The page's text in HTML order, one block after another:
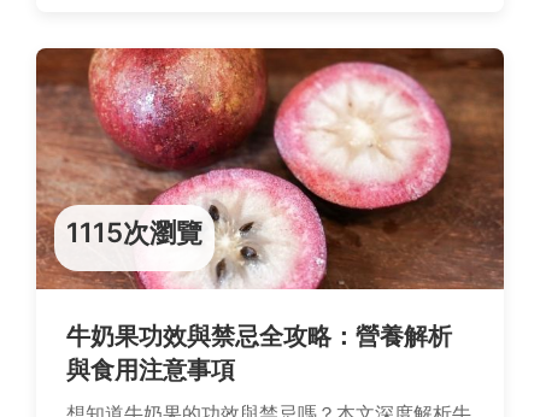
1115次瀏覽
牛奶果功效與禁忌全攻略：營養解析
與食用注意事項